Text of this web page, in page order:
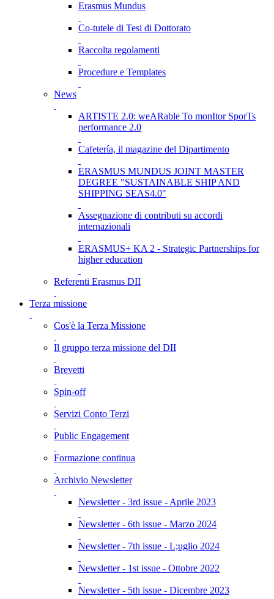
Erasmus Mundus
Co-tutele di Tesi di Dottorato
Raccolta regolamenti
Procedure e Templates
News
ARTISTE 2.0: weARable To monItor SporTs
performance 2.0
Cafetería, il magazine del Dipartimento
ERASMUS MUNDUS JOINT MASTER
DEGREE "SUSTAINABLE SHIP AND
SHIPPING SEAS4.0"
Assegnazione di contributi su accordi
internazionali
ERASMUS+ KA 2 - Strategic Partnerships for
higher education
Referenti Erasmus DII
Terza missione
Cos'è la Terza Missione
Il gruppo terza missione del DII
Brevetti
Spin-off
Servizi Conto Terzi
Public Engagement
Formazione continua
Archivio Newsletter
Newsletter - 3rd issue - Aprile 2023
Newsletter - 6th issue - Marzo 2024
Newsletter - 7th issue - L;uglio 2024
Newsletter - 1st issue - Ottobre 2022
Newsletter - 5th issue - Dicembre 2023